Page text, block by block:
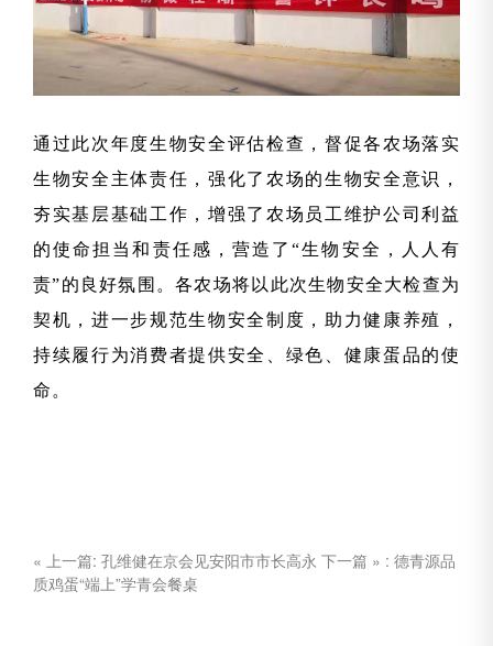
通过此次年度生物安全评估检查 ，督促各农场落实
生物安全主体责任 ，强化了农场的生物安全意识，
夯实基层基础工作，增强了农场员工维护公司利益
的使命担当和责任感，营造了“生物安全，人人有
责”的良好氛围。各农场将以此次生物安全大检查为
契机，进一步规范生物安全制度，助力健康养殖，
持续履行为消费者提供安全、绿色、健康蛋品的使
命。
« 上一篇: 孔维健在京会见安阳市市长高永 下一篇 » : 德青源品
质鸡蛋“端上”学青会餐桌